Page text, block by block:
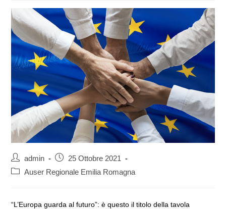
Autore
dell'articolo:
admin
Articolo
pubblicato:
25 Ottobre 2021
Categoria
Auser Regionale Emilia Romagna
“L’Europa guarda al futuro”: è questo il titolo della tavola